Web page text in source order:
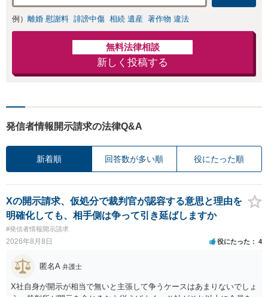
例） 離婚 慰謝料 誹謗中傷 相続 遺産 著作物 違法
無料法律相談
新しく投稿する
発信者情報開示請求の法律Q&A
新着順 回答数が多い順 役にたった順
Xの開示請求、仮処分で裁判官が認容する意思と理由を
明確化しても、相手側は争って引き延ばしますか
#発信者情報開示請求
2026年8月8日 役にたった 4
匿名A 弁護士
X社自身が開示が相当で無いと主張して争うケースはあまりないでしょ